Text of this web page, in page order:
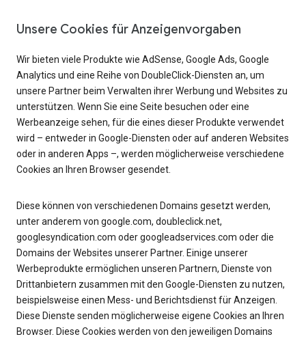
Unsere Cookies für Anzeigenvorgaben
Wir bieten viele Produkte wie AdSense, Google Ads, Google
Analytics und eine Reihe von DoubleClick-Diensten an, um
unsere Partner beim Verwalten ihrer Werbung und Websites zu
unterstützen. Wenn Sie eine Seite besuchen oder eine
Werbeanzeige sehen, für die eines dieser Produkte verwendet
wird – entweder in Google-Diensten oder auf anderen Websites
oder in anderen Apps –, werden möglicherweise verschiedene
Cookies an Ihren Browser gesendet.
Diese können von verschiedenen Domains gesetzt werden,
unter anderem von google.com, doubleclick.net,
googlesyndication.com oder googleadservices.com oder die
Domains der Websites unserer Partner. Einige unserer
Werbeprodukte ermöglichen unseren Partnern, Dienste von
Drittanbietern zusammen mit den Google-Diensten zu nutzen,
beispielsweise einen Mess- und Berichtsdienst für Anzeigen.
Diese Dienste senden möglicherweise eigene Cookies an Ihren
Browser. Diese Cookies werden von den jeweiligen Domains